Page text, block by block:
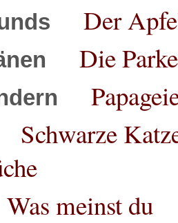
Der
Die Parke
Schwarze
Was meinst du